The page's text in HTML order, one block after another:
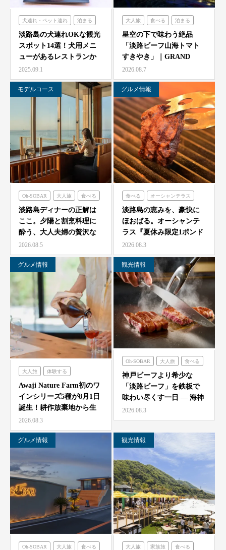
犬連れ・ペット連れ 泊まる
ミエレザガーデン
のじまスコーラ
シェフガーデン
淡路島の犬連れOKな観光
スポット14選！犬用メニ
ューがあるレストランか
らペット可ホテルまで…
2025.09.1
大人旅 食べる 泊まる
グランシャリオ
星空の下で味わう絶品
「淡路ビーフ山海トマト
すきやき」｜GRAND
CHARIOT 北斗七星…
2026.08.7
モデルコース
Oh-SOBAR 大人旅 食べる
青海波
淡路島ディナーの正解は
ここ。夕陽と割烹料理に
酔う、大人夫婦の贅沢な
一夜をモダン蕎麦割烹
O…
2026.08.5
グルメ情報
食べる オーシャンテラス
淡路島の恵みを、豪快に
ほおばる。オーシャンテ
ラス『夏休み限定1ポンド
ビーフフェア』7月25…
2026.08.3
グルメ情報
大人旅 体験する
農家レストラン「陽・燦燦」
Awaji Nature Farm初のワ
インシリーズ5種が8月1日
誕生！耕作放棄地から生
ま…
2026.08.3
観光情報
Oh-SOBAR 大人旅 食べる
のじまスコーラ 海神人の食卓
神戸ビーフより希少な
「淡路ビーフ」を鉄板で
味わい尽くす一日 — 海神
人（アマン）の食卓
「桟…
2026.08.3
グルメ情報
Oh-SOBAR 大人旅 食べる
観光情報
大人旅 家族旅 食べる